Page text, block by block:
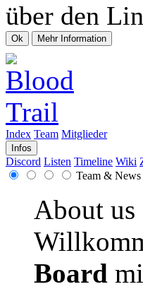
über den
Index Team Mitglieder
Infos
Discord Listen Timeline Wiki
Team & News
About us
Board